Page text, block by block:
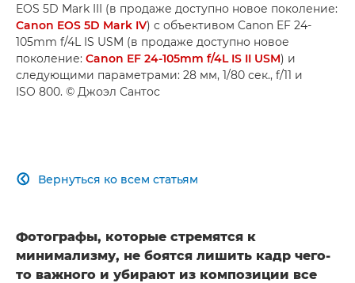
EOS 5D Mark III (в продаже доступно новое поколение:
Canon EOS 5D Mark IV) с объективом Canon EF 24-
105mm f/4L IS USM (в продаже доступно новое
поколение: Canon EF 24-105mm f/4L IS II USM) и
следующими параметрами: 28 мм, 1/80 сек., f/11 и
ISO 800. © Джоэл Сантос
Вернуться ко всем статьям

Фотографы, которые стремятся к
минимализму, не боятся лишить кадр чего-
то важного и убирают из композиции все